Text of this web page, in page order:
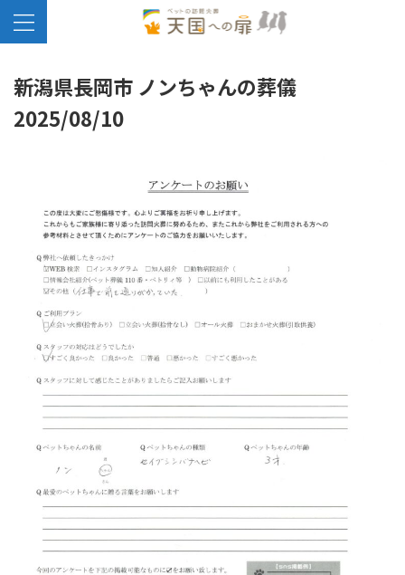
新潟県長岡市 ノンちゃんの葬儀
2025/08/10